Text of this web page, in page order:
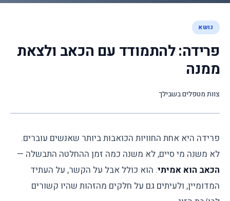
נושא
פרידה: להתמודד עם הכאב ולצאת
ממנה
צוות מטפלים בשבילך
פרידה היא אחת החוויות הכואבות ביותר שאנשים עוברים.
לא משנה מי סיים, לא משנה כמה זמן ההחלטה התבשלה —
הכאב הוא אמיתי. הוא כולל אבל על הקשר, על העתיד
המדומיין, ולעיתים גם על חלקים מהזהות שהיו קשורים